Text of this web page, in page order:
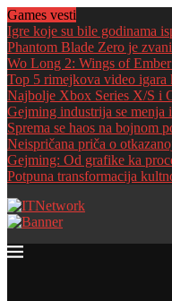
Games vesti
Igre koje su bile godinama
Phantom Blade Zero je
Wo Long 2: Wings of
Top 5 rimejkova video igara
Najbolje Xbox Series X/S i
Gejming industrija se menja
Sprema se haos na bojnom
Neispričana priča o
Gejming: Od grafike ka
Potpuna transformacija